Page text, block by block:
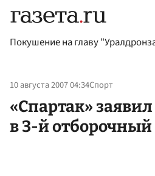
Покушение на главу
10 августа 2007 04:34Спорт
«Спартак»
в 3-й